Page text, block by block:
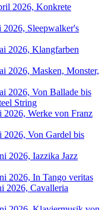
2026, Konkrete
Sleepwalker's
2026, Klangfarben
2026, Masken, Monster,
2026, Von Ballade bis
String
2026, Werke von Franz
2026, Von Gardel bis
2026, Iazzika Jazz
2026, In Tango veritas
2026, Cavalleria